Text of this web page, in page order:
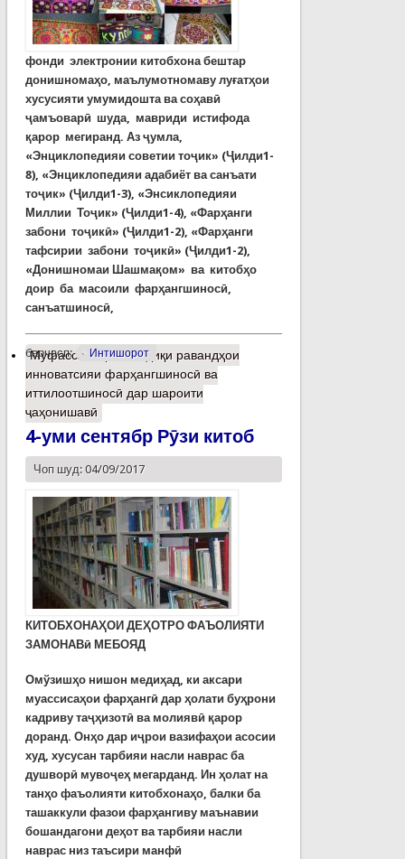
фонди электронии китобхона бештар
донишномаҳо, маълумотномаву луғатҳои
хусусияти умумидошта ва соҳавӣ
ҷамъоварӣ шуда, мавриди истифода
қарор мегиранд. Аз ҷумла,
«Энциклопедияи советии тоҷик» (Ҷилди1-
8), «Энциклопедияи адабиёт ва санъати
тоҷик» (Ҷилди1-3), «Энсиклопедияи
Миллии Тоҷик» (Ҷилди1-4), «Фарҳанги
забони тоҷикӣ» (Ҷилди1-2), «Фарҳанги
тафсирии забони тоҷикӣ» (Ҷилди1-2),
«Донишномаи Шашмақом» ва китобҳо
доир ба масоили фарҳангшиносӣ,
санъатшиносӣ,
барчасп: Интишорот
Муфассалтаро Таҳқиқи равандҳои
инноватсияи фарҳангшиносӣ ва
иттилоотшиносӣ дар шароити
ҷаҳонишавӣ
4-уми сентябр Рӯзи китоб
Чоп шуд: 04/09/2017
КИТОБХОНАҲОИ ДЕҲОТРО ФАЪОЛИЯТИ
ЗАМОНАВӣ МЕБОЯД
Омўзишҳо нишон медиҳад, ки аксари
муассисаҳои фарҳангӣ дар ҳолати буҳрони
кадриву таҷҳизотӣ ва молиявӣ қарор
доранд. Онҳо дар иҷрои вазифаҳои асосии
худ, хусусан тарбияи насли наврас ба
душворӣ мувоҷеҳ мегарданд. Ин ҳолат на
танҳо фаъолияти китобхонаҳо, балки ба
ташаккули фазои фарҳангиву маънавии
бошандагони деҳот ва тарбияи насли
наврас низ таъсири манфӣ